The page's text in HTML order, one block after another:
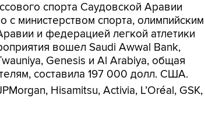
спорта Саудовской Аравии
с министерством спорта, олимпийским
и федерацией легкой атлетики
вошел Saudi Awwal Bank,
Genesis и Al Arabiya, общая
составила 197 000 долл. США.
Hisamitsu, Activia, L’Oréal, GSK,